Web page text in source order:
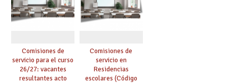
Comisiones de
servicio para el curso
26/27: vacantes
resultantes acto
Comisiones de
servicio en
Residencias
escolares (Código